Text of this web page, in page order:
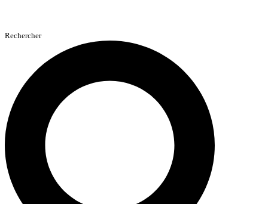
Rechercher